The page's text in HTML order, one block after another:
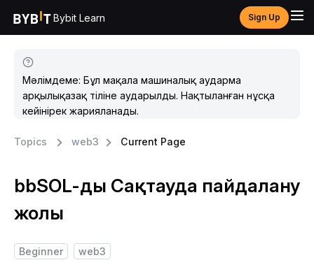
Bybit Learn Sign Up
Мәлімдеме: Бұл мақала машиналық аударма
арқылықазақ тіліне аударылды. Нақтыланған нұсқа
кейінірек жарияланады.
Topics web3 Current Page
bbSOL-ды Сақтауда пайдалану
жолы
Beginner
web3